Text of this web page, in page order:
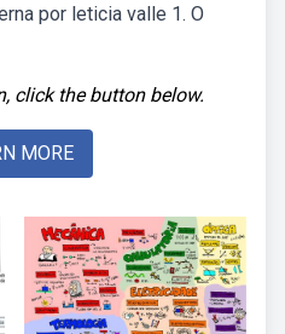
por leticia valle 1. O
click the button below.
MORE